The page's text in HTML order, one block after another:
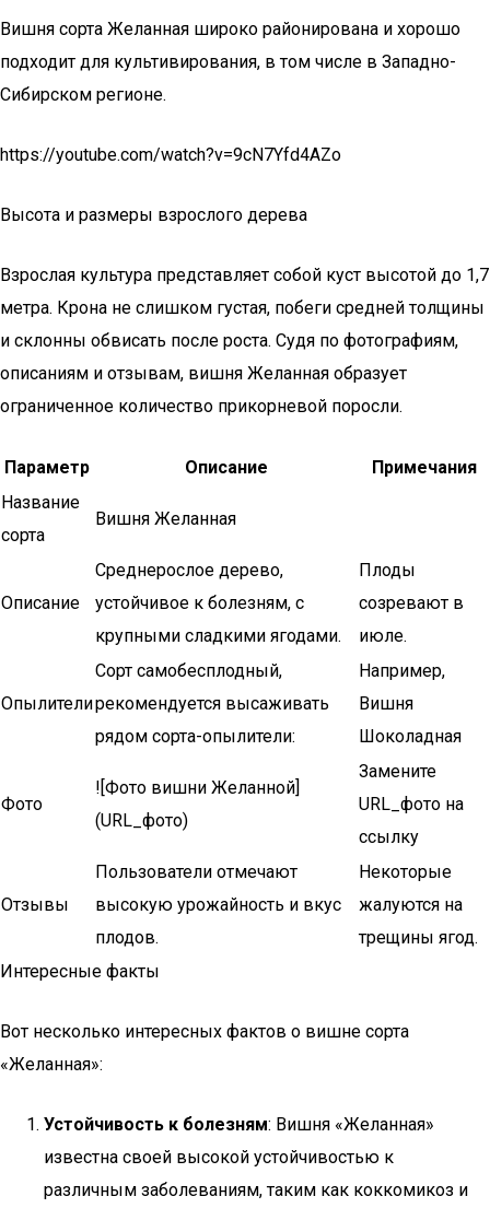
Вишня сорта Желанная широко районирована и хорошо
подходит для культивирования, в том числе в Западно-
Сибирском регионе.
https://youtube.com/watch?v=9cN7Yfd4AZo
Высота и размеры взрослого дерева
Взрослая культура представляет собой куст высотой до 1,7
метра. Крона не слишком густая, побеги средней толщины
и склонны обвисать после роста. Судя по фотографиям,
описаниям и отзывам, вишня Желанная образует
ограниченное количество прикорневой поросли.
Параметр Описание
Примечания
Название
сорта
Вишня Желанная
Описание
Среднерослое дерево,
устойчивое к болезням, с
крупными сладкими ягодами.
Плоды
созревают в
июле.
Опылители
Сорт самобесплодный,
рекомендуется высаживать
рядом сорта-опылители:
Например,
Вишня
Шоколадная
Фото
![Фото вишни Желанной]
(URL_фото)
Замените
URL_фото на
ссылку
Отзывы
Пользователи отмечают
высокую урожайность и вкус
плодов.
Некоторые
жалуются на
трещины ягод.
Интересные факты
Вот несколько интересных фактов о вишне сорта
«Желанная»:
Устойчивость к болезням: Вишня «Желанная»
известна своей высокой устойчивостью к
различным заболеваниям, таким как коккомикоз и